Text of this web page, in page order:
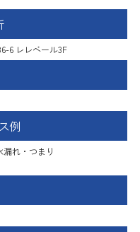
6 レレベール3F
例
れ・つまり